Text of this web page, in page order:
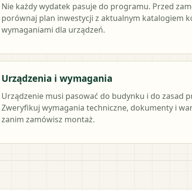
Nie każdy wydatek pasuje do programu. Przed
porównaj plan inwestycji z aktualnym katalogiem
wymaganiami dla urządzeń.
Urządzenia i wymagania
Urządzenie musi pasować do budynku i do zasad
Zweryfikuj wymagania techniczne, dokumenty i
zanim zamówisz montaż.